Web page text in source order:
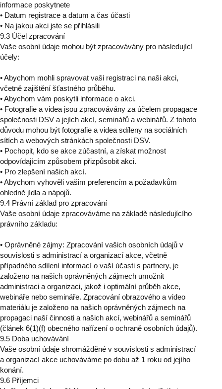
informace poskytnete
• Datum registrace a datum a čas účasti
• Na jakou akci jste se přihlásili
9.3 Účel zpracování
Vaše osobní údaje mohou být zpracovávány pro následující
účely:
• Abychom mohli spravovat vaši registraci na naši akci,
včetně zajištění šťastného průběhu.
• Abychom vám poskytli informace o akci.
• Fotografie a videa jsou zpracovávány za účelem propagace
společnosti DSV a jejích akcí, seminářů a webinářů. Z tohoto
důvodu mohou být fotografie a videa sdíleny na sociálních
sítích a webových stránkách společnosti DSV.
• Pochopit, kdo se akce zúčastní, a získat možnost
odpovídajícím způsobem přizpůsobit akci.
• Pro zlepšení našich akcí.
• Abychom vyhověli vašim preferencím a požadavkům
ohledně jídla a nápojů.
9.4 Právní základ pro zpracování
Vaše osobní údaje zpracováváme na základě následujícího
právního základu:
• Oprávněné zájmy: Zpracování vašich osobních údajů v
souvislosti s administrací a organizací akce, včetně
případného sdílení informací o vaší účasti s partnery, je
založeno na našich oprávněných zájmech umožnit
administraci a organizaci, jakož i optimální průběh akce,
webináře nebo semináře. Zpracování obrazového a video
materiálu je založeno na našich oprávněných zájmech na
propagaci naší činnosti a našich akcí, webinářů a seminářů
(článek 6(1)(f) obecného nařízení o ochraně osobních údajů).
9.5 Doba uchovávání
Vaše osobní údaje shromážděné v souvislosti s administrací
a organizací akce uchováváme po dobu až 1 roku od jejího
konání.
9.6 Příjemci